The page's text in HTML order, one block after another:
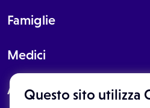
Questo sito utilizza
Famiglie
Medici
About